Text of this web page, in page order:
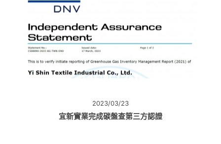
2023/03/23
宜新實業完成碳盤查第三方認證